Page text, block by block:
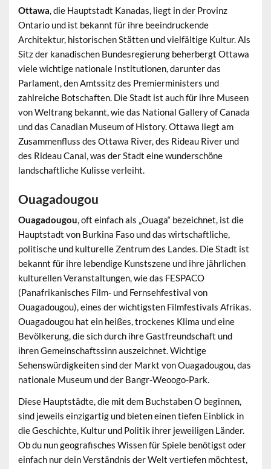
Ottawa, die Hauptstadt Kanadas, liegt in der Provinz
Ontario und ist bekannt für ihre beeindruckende
Architektur, historischen Stätten und vielfältige Kultur. Als
Sitz der kanadischen Bundesregierung beherbergt Ottawa
viele wichtige nationale Institutionen, darunter das
Parlament, den Amtssitz des Premierministers und
zahlreiche Botschaften. Die Stadt ist auch für ihre Museen
von Weltrang bekannt, wie das National Gallery of Canada
und das Canadian Museum of History. Ottawa liegt am
Zusammenfluss des Ottawa River, des Rideau River und
des Rideau Canal, was der Stadt eine wunderschöne
landschaftliche Kulisse verleiht.
Ouagadougou
Ouagadougou, oft einfach als „Ouaga“ bezeichnet, ist die
Hauptstadt von Burkina Faso und das wirtschaftliche,
politische und kulturelle Zentrum des Landes. Die Stadt ist
bekannt für ihre lebendige Kunstszene und ihre jährlichen
kulturellen Veranstaltungen, wie das FESPACO
(Panafrikanisches Film- und Fernsehfestival von
Ouagadougou), eines der wichtigsten Filmfestivals Afrikas.
Ouagadougou hat ein heißes, trockenes Klima und eine
Bevölkerung, die sich durch ihre Gastfreundschaft und
ihren Gemeinschaftssinn auszeichnet. Wichtige
Sehenswürdigkeiten sind der Markt von Ouagadougou, das
nationale Museum und der Bangr-Weoogo-Park.
Diese Hauptstädte, die mit dem Buchstaben O beginnen,
sind jeweils einzigartig und bieten einen tiefen Einblick in
die Geschichte, Kultur und Politik ihrer jeweiligen Länder.
Ob du nun geografisches Wissen für Spiele benötigst oder
einfach nur dein Verständnis der Welt vertiefen möchtest,